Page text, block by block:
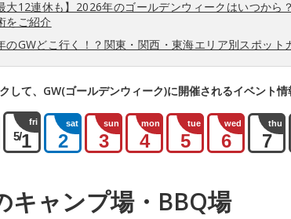
大12連休も】2026年のゴールデンウィークはいつから
をご紹介
のGWどこ行く！？関東・関西・東海エリア別スポット
して、GW(ゴールデンウィーク)に開催されるイベント情
fri
5/1
sat
2
sun
3
mon
4
tue
5
wed
6
thu
7
キャンプ場・BBQ場